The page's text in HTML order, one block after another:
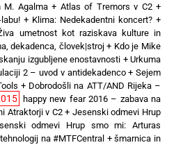
M. Agalma+ Atlas of Tremors v C2+
+ Klima: Nedekadentni koncert? +
umetnost kot raziskava kulture in
dekadenca, človek|stroj+ Kdo je Mike
izgubljene enostavnosti + Urkuma
2 – uvod v antidekadenco+Sejem
+ Dobrodošli na ATT/AND Rijeka –
happy new fear 2016 – zabava na
Atraktorji v C2+ Jesenski odmevi Hrup
odmevi Hrup smo mi: Arturas
na #MTFCentral +šmarnica in